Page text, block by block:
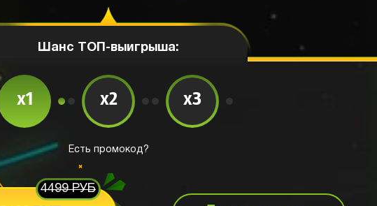
Шанс ТОП-выигрыша:
x1 x2 x3
Есть промокод?
4499 РУБ